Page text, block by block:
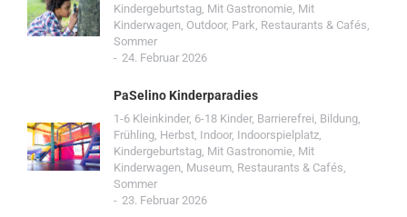
Kindergeburtstag, Mit Gastronomie, Mit
Kinderwagen, Outdoor, Park, Restaurants & Cafés,
Sommer
24. Februar 2026
PaSelino Kinderparadies
1-6 Kleinkinder, 6-18 Kinder, Barrierefrei, Bildung,
Frühling, Herbst, Indoor, Indoorspielplatz,
Kindergeburtstag, Mit Gastronomie, Mit
Kinderwagen, Museum, Restaurants & Cafés,
Sommer
23. Februar 2026